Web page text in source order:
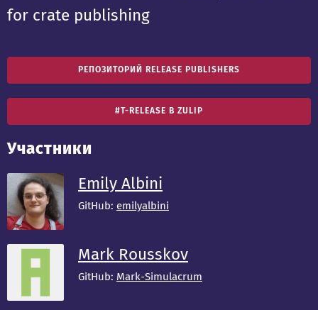
for crate publishing
РЕПОЗИТОРИЙ RELEASE PUBLISHERS
#T-RELEASE В ZULIP
Участники
Emily Albini
GitHub: emilyalbini
Mark Rousskov
GitHub: Mark-Simulacrum